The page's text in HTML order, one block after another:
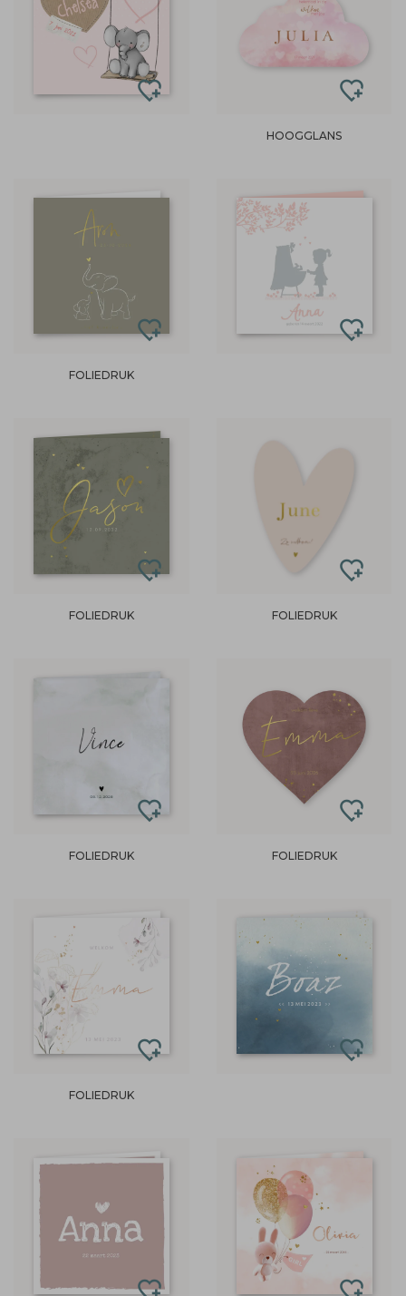
HOOGGLANS
FOLIEDRUK
FOLIEDRUK FOLIEDRUK
FOLIEDRUK FOLIEDRUK
FOLIEDRUK